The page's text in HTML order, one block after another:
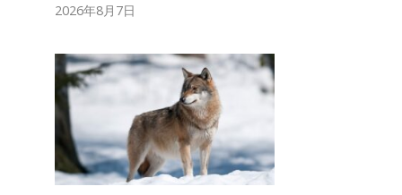
2026年8月7日